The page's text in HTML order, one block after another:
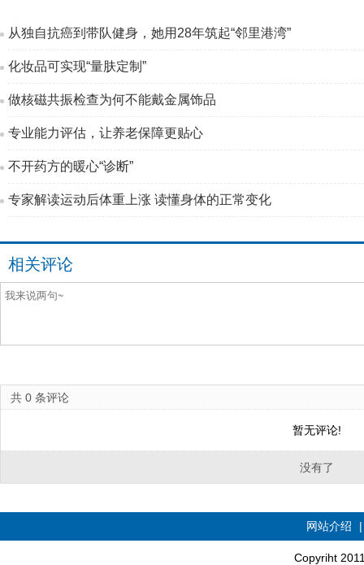
从独自抗癌到带队健身，她用28年筑起“邻里港湾”
化妆品可实现“量肤定制”
做核磁共振检查为何不能戴金属饰品
专业能力评估，让养老保障更贴心
不开药方的暖心“诊断”
专家解读运动后体重上涨 读懂身体的正常变化
相关评论
共 0 条评论
暂无评论!
没有了
网站介绍
Copyriht